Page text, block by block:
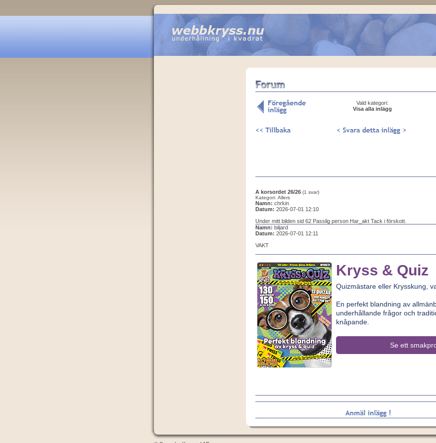
Vald kategori:
Visa alla inlägg
A korsordet 26/26 (1 svar)
Kategori: Allers
Namn: chrkin
Datum: 2026-07-01 12:10
Under mitt bilden sid 62 Passlig person Har_akt Tack i förskott.
Namn: biljard
Datum: 2026-07-01 12:11
VAKT
Kryss & Quiz
Quizmästare eller Krysskung,
En perfekt blandning av
underhållande frågor och
knåpande.
Se ett